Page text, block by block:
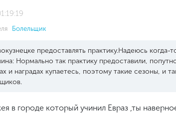
Болельщик
предоставлять практику.Надеюсь
Нормально так практику предоставили,
и наградах купаетесь, поэтому такие сезоны, и
в городе который учинил Евраз ,ты